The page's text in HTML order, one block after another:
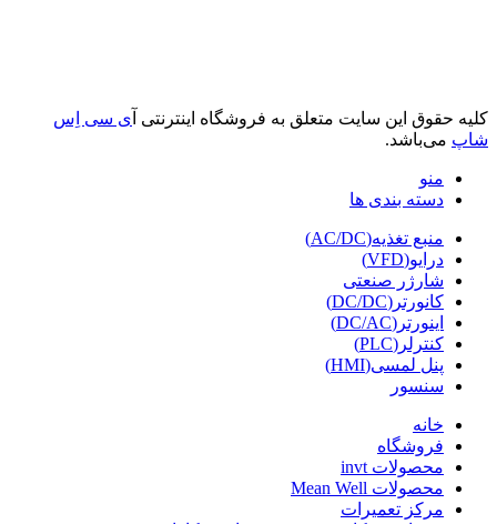
کلیه حقوق این سایت متعلق به فروشگاه اینترنتی آ ی سی اِس
شاپ می‌باشد.
منو
دسته بندی ها
منبع تغذیه(AC/DC)
درایو(VFD)
شارژر صنعتی
کانورتر(DC/DC)
اینورتر(DC/AC)
کنترلر(PLC)
پنل لمسی(HMI)
سنسور
خانه
فروشگاه
محصولات invt
محصولات Mean Well
مرکز تعمیرات